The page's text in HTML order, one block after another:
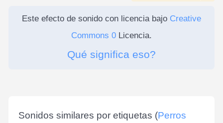
Este efecto de sonido con licencia bajo Creative
Commons 0 Licencia.
Qué significa eso?
Sonidos similares por etiquetas (Perros